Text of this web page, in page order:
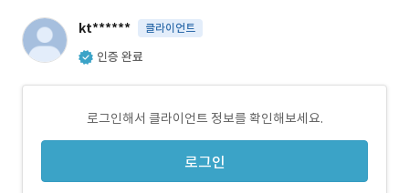
kt****** 클라이언트
인증 완료
로그인해서 클라이언트 정보를 확인해보세요.
로그인